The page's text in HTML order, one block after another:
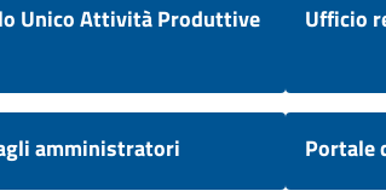
Unico Attività Produttive Ufficio
amministratori Portale